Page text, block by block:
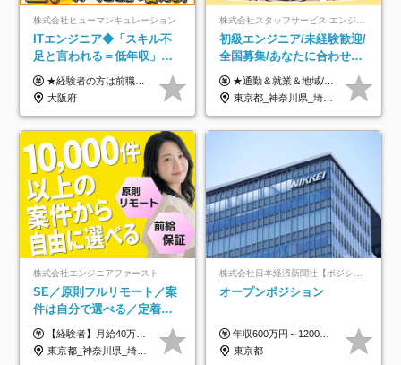
株式会社ヒューマンキュレーション
ITエンジニア◆「スキル不
足と言われる＝低年収」で
はない！｜ 不安を克服し、
年収アップした社員の実例
★経験者の方は前職の年収以上を保証します ★案件単価を開示した上で80％以上を還元します 月給25万円以上＋賞与年2回 ※経験や能力を考慮の上で優遇します ※試用期間が3ヶ月(その間の給与・待遇・雇用形態に変更はありません) ※月給には月20時間分のみなし残業手当(5万円)を含みます(超過分は別途支給) ★残業平均は月10時間以下ですので、毎月10時間分程度はお得です！
大阪府
株式会社スタッフサービス エンジニアリング事業本部
初級エンジニア/未経験歓迎/
全国募集/あなたに合わせた
オリジナル研修をご用
意/AI・IoT/残業平均8時間
★通勤＆就業＆地域/住宅＆役職手当あり ★残業代は全額支給 ★選べる給与制度あり！ ■東京・神奈川・千葉・埼玉勤務の場合 月給24.5万円～55万円＋諸手当 （残業代は全額支給） (20,000円の地域/住宅手当込み) ■愛知・京都・大阪・兵庫勤務の場合 月給24万円以上＋諸手当 （残業代は全額支給） (15,000円の地域/住宅手当込み) ■茨城・栃木・群馬・静岡・三重・滋賀・広島・福岡勤務の場合 月給23.5万円以上＋諸手当 （残業代は全額支給） (10,000円の地域/住宅手当込み) ■北海道・宮城・山梨・長野・岐阜・奈良・和歌山・岡山勤務の場合 月給23万円以上＋諸手当 （残業代は全額支給） (5,000円の地域/住宅手当込み) ■その他のエリア勤務の場合 月給22.5万円以上＋諸手当 （残業代は全額支給） ※経験や能力を考慮し、当社規定により優遇します 【昇給：年一回実施】 【選べる給与制度】 ★収入を重視する方に… 「変動型人事制度」の選択も可能（派遣先からの評価に応じて収入アップ！） ※年2回のタイミングで希望者と面談の上決定します。
東京都_神奈川県_埼玉県_千葉県_大阪府_愛知県_北海道_岩手県_宮城県_山形県_福島県_茨城県_栃木県_群馬県_山梨県_長野県_富山県_石川県_静岡県_岐阜県_三重県_兵庫県_京都府_滋賀県_奈良県_広島県_岡山県_山口県_愛媛県_福岡県_熊本県_長崎県
株式会社エンジニアファースト
SE／原則フルリモート／案
件は自分で選べる／定着率
93%／20～30代活躍中！
【経験者】月給40万円～120万円(固定残業代含む)+各種手当 ★前職給与の総収入額を100％保証｜還元率84％〜100％ ★20代の平均年収570万円 ※月給には、みなし残業手当(月30時間／5万8000円以上)を含みます 超過分は別途追加支給 ※固定残業代は、時間外労働の有無に関わらず30時間分を、月5万8000円~15万7000円支給 ※上記を超える時間外労働分は追加で支給 【未経験者】月給21万円以上＋各種手当 固定残業なし(残業代発生分全額支給) ※6ヶ月の試用期間あり（※条件に変動なし） ▼単価連動性×還元率は84％～100％で収入の大幅UPが可能！ ・案件単価が月50万円の場合：年収417万円 ・案件単価が月70万円の場合：年収584万円 ・案件単価が月100万円の場合：年収834万円 ＜モデル年収＞ ▼400万円～500万円(入社初年度) ▼542万円～626万円(入社2年) ▼667万円～700万円(入社3年） ▼709万円～801万円(入社5年）
東京都_神奈川県_埼玉県_千葉県_大阪府_愛知県_北海道_青森県_岩手県_宮城県_秋田県_山形県_福島県_茨城県_栃木県_群馬県_新潟県_山梨県_長野県_富山県_石川県_福井県_静岡県_岐阜県_三重県_兵庫県_京都府_滋賀県_奈良県_和歌山県_広島県_岡山県_鳥取県_島根県_山口県_徳島県_香川県_愛媛県_高知県_福岡県_熊本県_佐賀県_長崎県_大分県_宮崎県_鹿児島県_沖縄県
株式会社日本経済新聞社【ポジションマッチ登録】
オープンポジション
年収600万円～1200万円 ※上記年収は、想定年収です。住居費補助、子手当などの各種手当を含む金額です。 ※経験・能力等を考慮の上、当社規定により決定します。
東京都